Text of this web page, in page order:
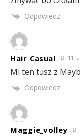
Odpowiedz
Hair Casual 11
Mi ten tusz z
Odpowiedz
Maggie_volley